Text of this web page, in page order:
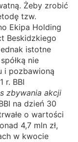
Żeby zrobić
tzw.
Ekipa Holding
Beskidzkiego
istotne
nie
i pozbawioną
r. BBI
zbywania akcji
na dzień 30
o wartości
4,7 mln zł,
w kwocie